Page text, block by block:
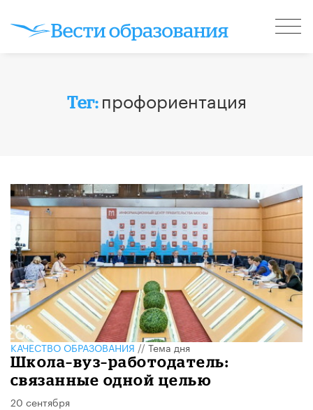
Тег: профориентация
КАЧЕСТВО ОБРАЗОВАНИЯ//Тема дня
Школа–вуз–работодатель:
связанные одной целью
20 сентября